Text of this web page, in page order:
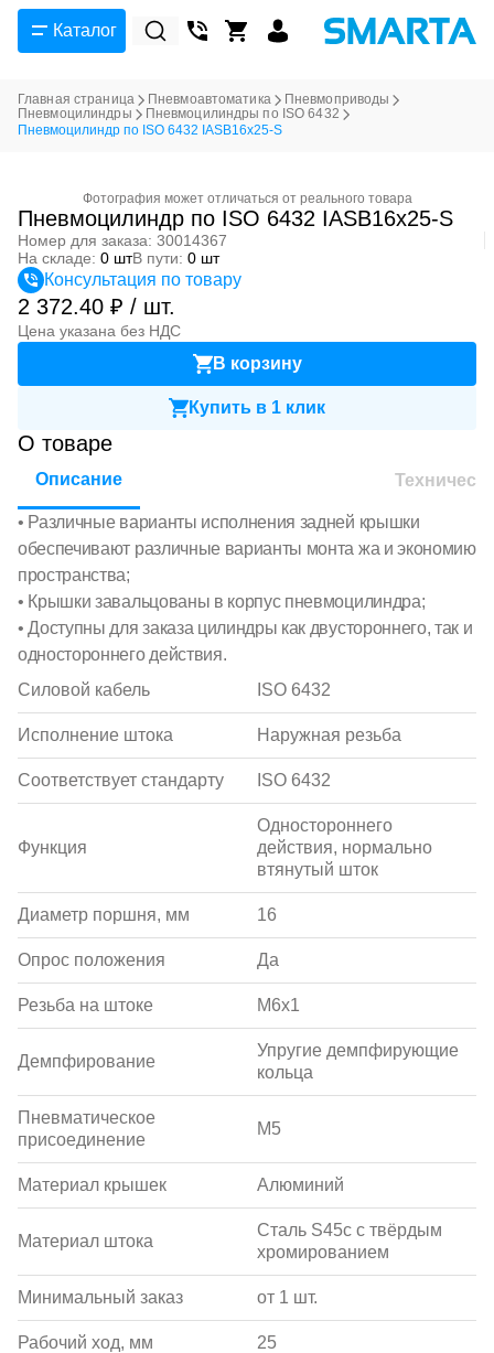
Каталог
Главная страница Пневмоавтоматика
Пневмоприводы
Пневмоцилиндры
Пневмоцилиндры по ISO 6432
Пневмоцилиндр по ISO 6432 IASB16x25-S
Фотография может отличаться от реального товара
Пневмоцилиндр по ISO 6432 IASB16x25-S
Номер для заказа: 30014367
На складе: 0 штВ пути: 0 шт
Консультация по товару
2 372.40 ₽ / шт.
Цена указана без НДС
В корзину
Купить в 1 клик
О товаре
Описание
• Различные варианты исполнения задней крышки
обеспечивают различные варианты монта жа и экономию
пространства;
• Крышки завальцованы в корпус пневмоцилиндра;
• Доступны для заказа цилиндры как двустороннего, так и
одностороннего действия.
Силовой кабель
ISO 6432
Исполнение штока Наружная резьба
Соответствует стандарту ISO 6432
Функция
Одностороннего
действия, нормально
втянутый шток
Диаметр поршня, мм 16
Опрос положения Да
Резьба на штоке M6x1
Демпфирование
Упругие демпфирующие
кольца
Пневматическое
присоединение
M5
Материал крышек Алюминий
Материал штока
Сталь S45c с твёрдым
хромированием
Минимальный заказ от 1 шт.
Рабочий ход, мм 25